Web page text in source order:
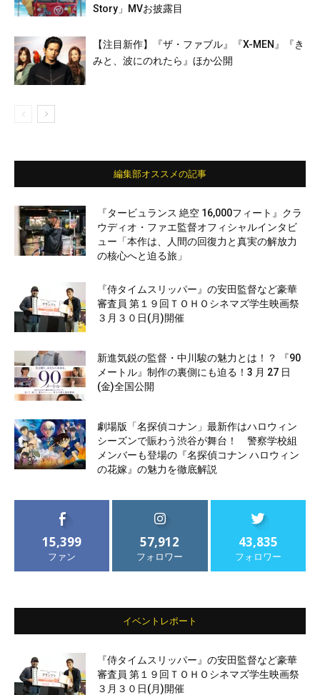
Story」MVお披露目
【注目新作】『ザ・ファブル』『X-MEN』『き
みと、波にのれたら』ほか公開
編集部オススメの記事
『タービュランス 絶空 16,000フィート』クラ
ウディオ・ファエ監督オフィシャルインタビ
ュー「本作は、人間の回復力と真実の解放力
の核心へと迫る旅」
『侍タイムスリッパー』の安田監督など豪華
審査員 第１９回ＴＯＨＯシネマズ学生映画祭
３月３０日(月)開催
新進気鋭の監督・中川駿の魅力とは！？ 『90
メートル』制作の裏側にも迫る！3 月 27 日
(金)全国公開
劇場版「名探偵コナン」最新作はハロウィン
シーズンで賑わう渋谷が舞台！ 警察学校組
メンバーも登場の『名探偵コナン ハロウィン
の花嫁』の魅力を徹底解説
15,399
ファン
57,912
フォロワー
43,835
フォロワー
イベントレポート
『侍タイムスリッパー』の安田監督など豪華
審査員 第１９回ＴＯＨＯシネマズ学生映画祭
３月３０日(月)開催